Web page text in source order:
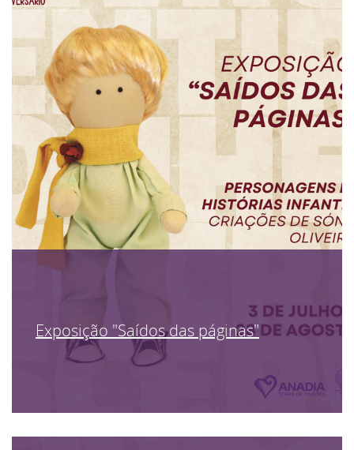
Exposição "Saídos das páginas"